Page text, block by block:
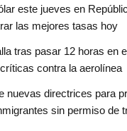
este jueves en
las mejores tasas hoy
tras pasar 12 horas en
contra la aerolínea
nuevas directrices para
sin permiso de